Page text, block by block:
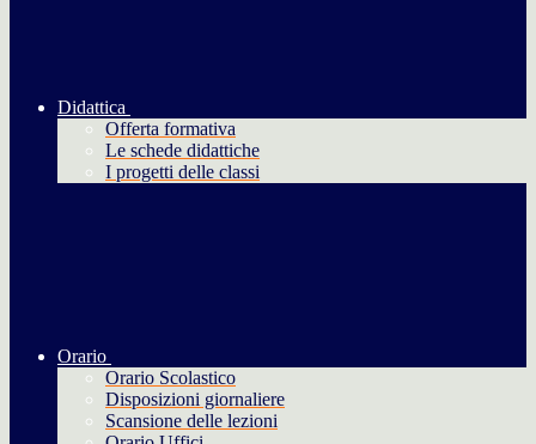
Didattica
Offerta formativa
Le schede didattiche
I progetti delle classi
Orario
Orario Scolastico
Disposizioni giornaliere
Scansione delle lezioni